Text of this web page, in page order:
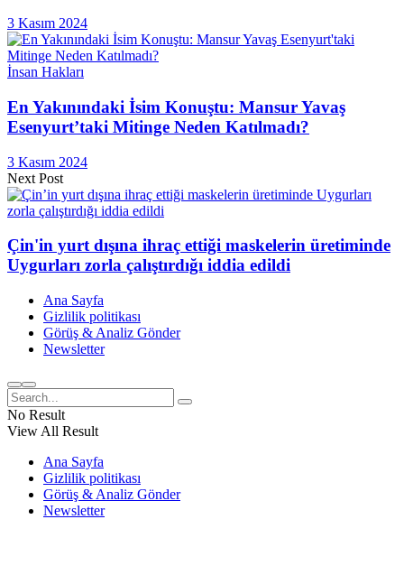
3 Kasım 2024
İnsan Hakları
En Yakınındaki İsim Konuştu: Mansur Yavaş
Esenyurt’taki Mitinge Neden Katılmadı?
3 Kasım 2024
Next Post
Çin'in yurt dışına ihraç ettiği maskelerin üretiminde
Uygurları zorla çalıştırdığı iddia edildi
Ana Sayfa
Gizlilik politikası
Görüş & Analiz Gönder
Newsletter
No Result
View All Result
Ana Sayfa
Gizlilik politikası
Görüş & Analiz Gönder
Newsletter